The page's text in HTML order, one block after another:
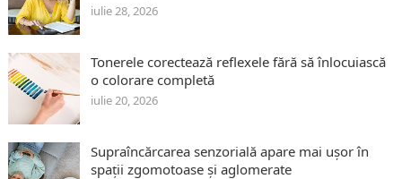
iulie 28, 2026
Tonerele corectează reflexele fără să înlocuiască
o colorare completă
iulie 20, 2026
Supraîncărcarea senzorială apare mai ușor în
spații zgomotoase și aglomerate